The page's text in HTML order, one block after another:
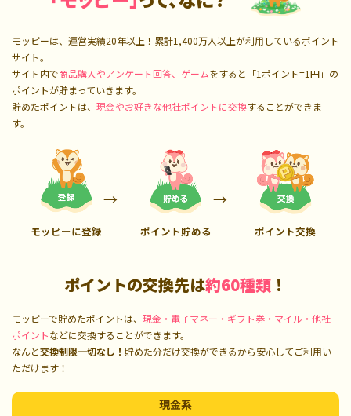
モッピーは、運営実績20年以上！累計1,400万人以上が利用しているポイント
サイト。
サイト内で商品購入やアンケート回答、ゲームをすると「1ポイント=1円」の
ポイントが貯まっていきます。
貯めたポイントは、 現金やお好きな他社ポイントに交換することができま
す。
モッピーに登録 ポイント貯める ポイント交換
ポイントの交換先は約60種類 ！
モッピーで貯めたポイントは、 現金・電子マネー・ギフト券・マイル・他社
ポイントなどに交換することができます。
なんと交換制限一切なし！ 貯めた分だけ交換ができるから安心してご利用い
ただけます！
現金系